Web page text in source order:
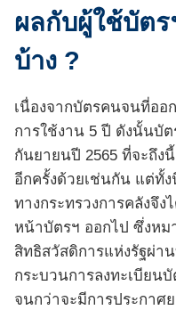
ผลกับผู้ใช้บัตร
บ้าง ?
เนื่องจากบัตรคนจนที่ออ
การใช้งาน 5 ปี ดังนั้นบั
กันยายนปี 2565 ที่จะถึง
อีกครั้งด้วยเช่นกัน แต่ทั้
ทางกระทรวงการคลังจึ
หน้าบัตรฯ ออกไป ซึ่งห
สิทธิสวัสดิการแห่งรัฐผ่า
กระบวนการลงทะเบียน
จนกว่าจะมีการประกาศ